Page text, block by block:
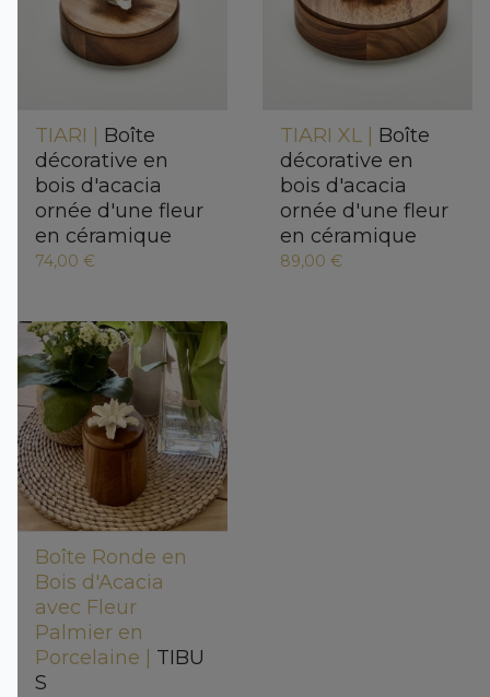
TIARI | Boîte
décorative en
bois d'acacia
ornée d'une fleur
en céramique
74,00 €
TIARI XL | Boîte
décorative en
bois d'acacia
ornée d'une fleur
en céramique
89,00 €
Boîte Ronde en
Bois d'Acacia
avec Fleur
Palmier en
Porcelaine | TIBU
S